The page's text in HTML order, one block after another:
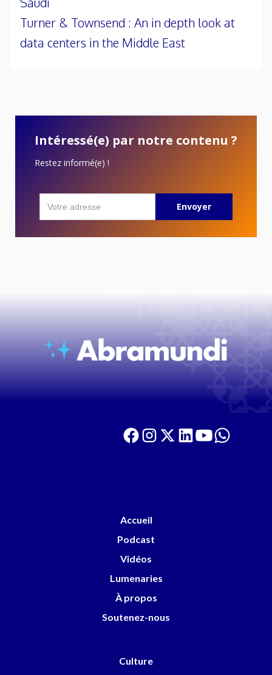
Turner & Townsend : An in depth look at
data centers in the Middle East
Intéressé(e) par notre contenu ?
Restez informé(e) !
Accueil
Podcast
Vidéos
Lumenaries
À propos
Soutenez-nous
Culture